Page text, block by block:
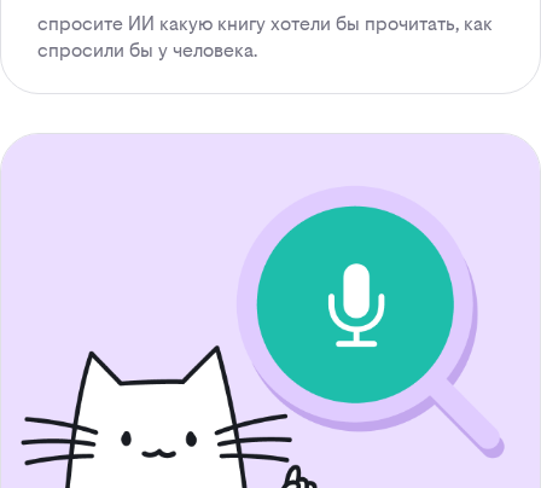
спросите ИИ какую книгу хотели бы прочитать, как
спросили бы у человека.